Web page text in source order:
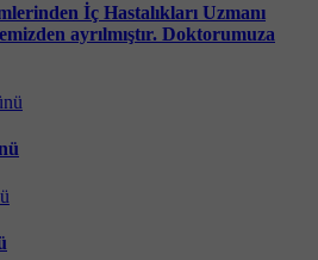
İç Hastalıkları Uzmanı
ayrılmıştır. Doktorumuza